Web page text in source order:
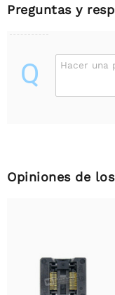
Preguntas y
Q Hacer una
Opiniones de